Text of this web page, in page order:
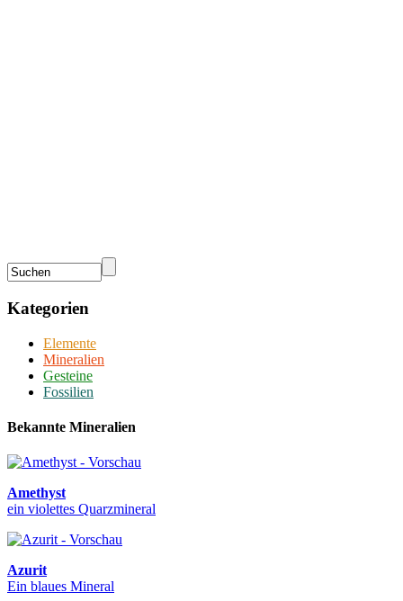
Kategorien
Elemente
Mineralien
Gesteine
Fossilien
Bekannte Mineralien
Amethyst
ein violettes Quarzmineral
Azurit
Ein blaues Mineral